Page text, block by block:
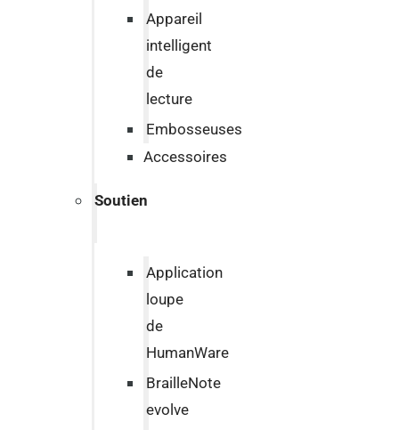
Appareil
intelligent
de
lecture
Embosseuses
Accessoires
Soutien
Application
loupe
de
HumanWare
BrailleNote
evolve